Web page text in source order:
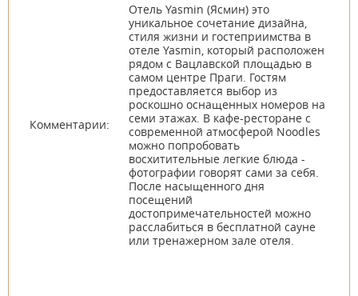
Комментарии:
Отель Yasmin (Ясмин) это
уникальное сочетание дизайна,
стиля жизни и гостеприимства в
отеле Yasmin, который расположен
рядом с Вацлавской площадью в
самом центре Праги. Гостям
предоставляется выбор из
роскошно оснащенных номеров на
семи этажах. В кафе-ресторане с
современной атмосферой Noodles
можно попробовать
восхитительные легкие блюда -
фотографии говорят сами за себя.
После насыщенного дня
посещений
достопримечательностей можно
расслабиться в бесплатной сауне
или тренажерном зале отеля.